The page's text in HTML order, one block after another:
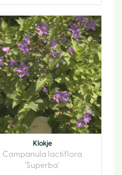
Klokje
Campanula lactiflora
'Superba'